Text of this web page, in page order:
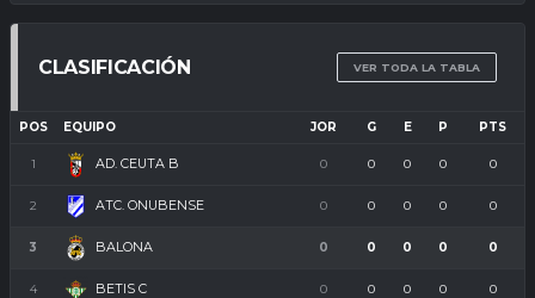
CLASIFICACIÓN VER TODA LA TABLA
POS EQUIPO JOR G E P PTS
1 AD. CEUTA B 0 0 0 0 0
2 ATC. ONUBENSE 0 0 0 0 0
3 BALONA 0 0 0 0 0
4 BETIS C 0 0 0 0 0